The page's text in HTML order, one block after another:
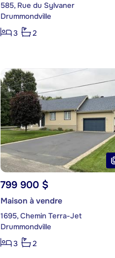
585, Rue du Sylvaner
Drummondville
3
2
799 900 $
Maison à vendre
1695, Chemin Terra-Jet
Drummondville
3
2